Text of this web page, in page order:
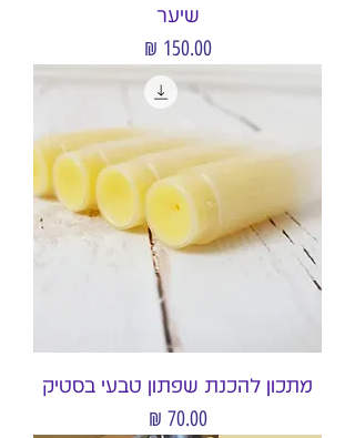
שיער
מחיר‏150.00 ‏₪
מתכון להכנת שפתון טבעי בסטיק
מחיר‏70.00 ‏₪